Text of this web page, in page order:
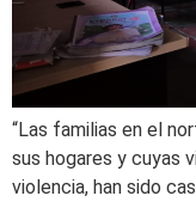
“Las familias en el
sus hogares y cuyas
violencia, han sido